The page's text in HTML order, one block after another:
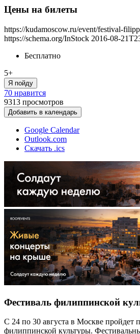
Цены на билеты
https://kudamoscow.ru/event/festival-
https://schema.org/InStock 2016-08-
Бесплатно
5+
Я пойду
70 нравится
9313 просмотров
Добавить в календарь
Google Calendar
Outlook.com
Скачать .ics
Фестиваль филиппинской
С 24 по 30 августа в Москве пройдет
филиппинской культуры.